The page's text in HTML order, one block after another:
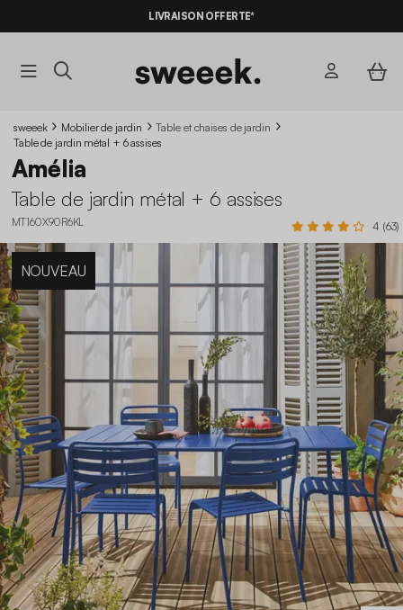
BONS PLANS* AVEC LECODE SUMMER10
LIVRAISON OFFERTE*
sweeek Mobilier de jardin
Table et chaises de jardin
Table de jardin métal + 6 assises
Amélia
Table de jardin métal + 6 assises
MT160X90R6KL 4 (63)
NOUVEAU